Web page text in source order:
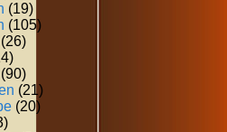
(19)
(105)
(26)
(90)
(21)
(20)